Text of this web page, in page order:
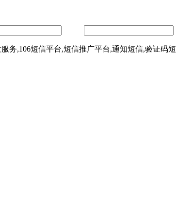
务,106短信平台,短信推广平台,通知短信,验证码